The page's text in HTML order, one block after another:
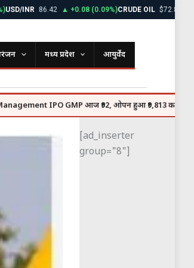
86.42 ▲ +0.08 (0.09%)CRUDE OIL $72.85 ▼ -0.45
मध्य प्रदेश आयुर्वेद
GMP आज ₹92, ओपन हुआ ₹9,813 करोड़ का इश्यू ●
[ad_inserter
group="8"]